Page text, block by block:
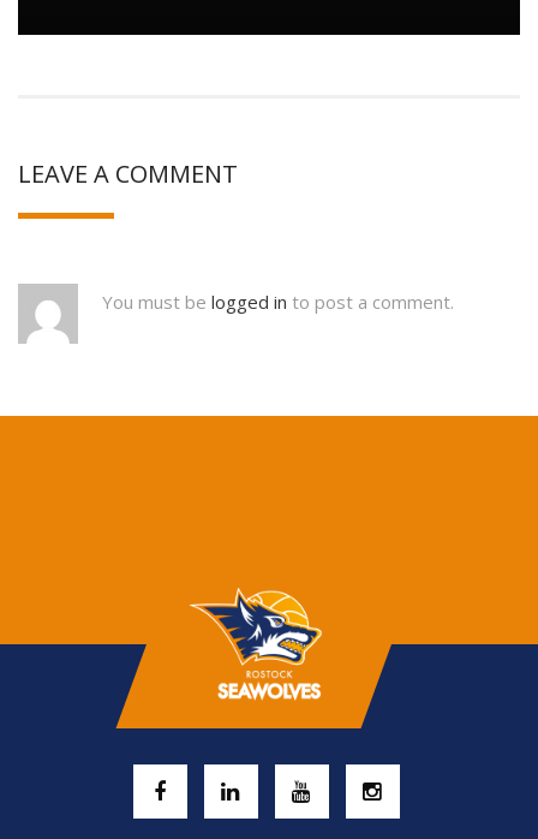
LEAVE A COMMENT
You must be logged in to post a comment.